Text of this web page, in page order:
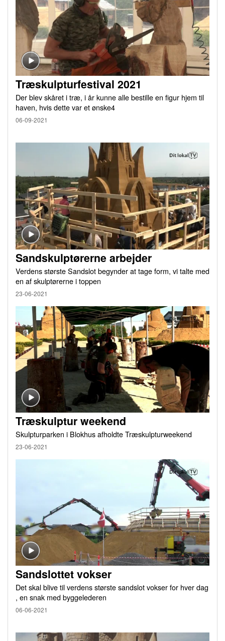
Træskulpturfestival 2021
Der blev skåret i træ, i år kunne alle bestille en figur hjem til
haven, hvis dette var et ønske4
06-09-2021
Sandskulptørerne arbejder
Verdens største Sandslot begynder at tage form, vi talte med
en af skulptørerne i toppen
23-06-2021
Træskulptur weekend
Skulpturparken i Blokhus afholdte Træskulpturweekend
23-06-2021
Sandslottet vokser
Det skal blive til verdens største sandslot vokser for hver dag
, en snak med byggelederen
06-06-2021